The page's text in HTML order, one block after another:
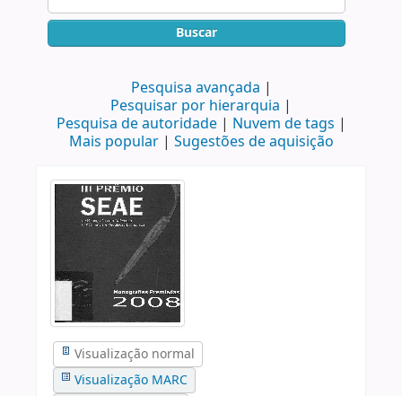
Buscar
Pesquisa avançada
Pesquisar por hierarquia
Pesquisa de autoridade
Nuvem de tags
Mais popular
Sugestões de aquisição
Visualização normal
Visualização MARC